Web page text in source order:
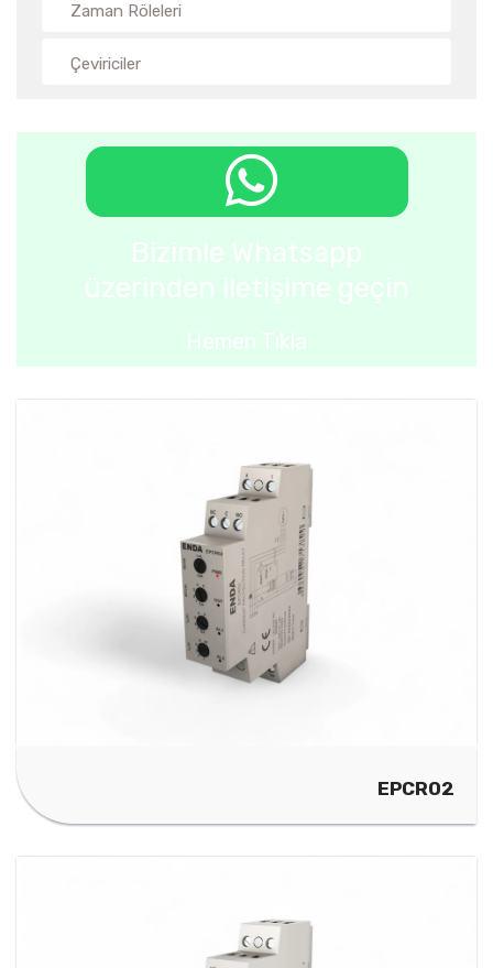
Zaman Röleleri
Çeviriciler
Bizimle Whatsapp
üzerinden iletişime geçin
Hemen Tıkla
EPCR02